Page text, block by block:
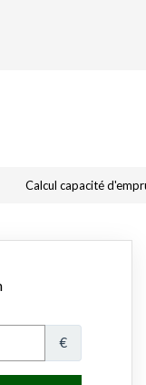
Calcul capacité